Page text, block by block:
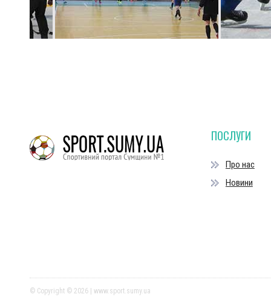
ПОСЛУГИ
Про нас
Новини
© Copyright © 2026 | www.sport.sumy.ua